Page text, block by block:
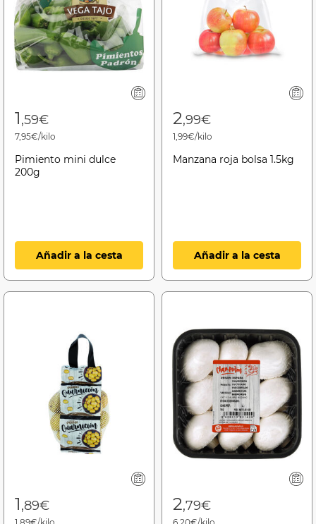
1,59€
7,95€/kilo
Pimiento mini dulce
200g
Añadir a la cesta
2,99€
1,99€/kilo
Manzana roja bolsa 1.5kg
Añadir a la cesta
1,89€ 2,79€